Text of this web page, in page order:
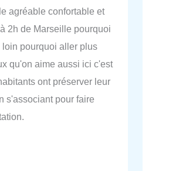
agréable confortable et
2h de Marseille pourquoi
pourquoi aller plus
qu'on aime aussi ici c'est
ont préserver leur
s'associant pour faire